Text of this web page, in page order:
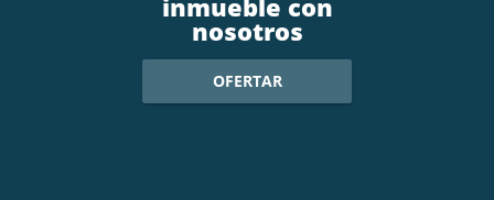
nosotros
OFERTAR